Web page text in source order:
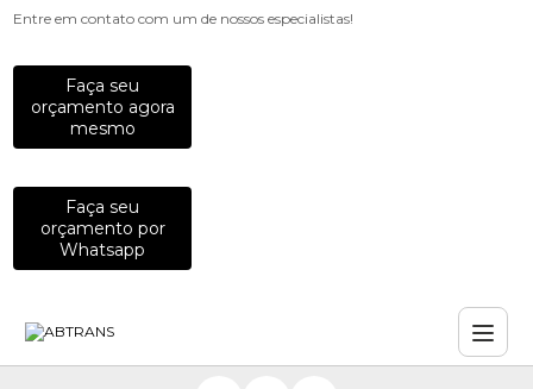
Entre em contato com um de nossos especialistas!
Faça seu
orçamento agora
mesmo
Faça seu
orçamento por
Whatsapp